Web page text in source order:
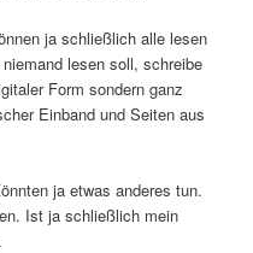
ja schließlich alle lesen
lesen soll, schreibe
Form sondern ganz
Einband und Seiten aus
ja etwas anderes tun.
Ist ja schließlich mein